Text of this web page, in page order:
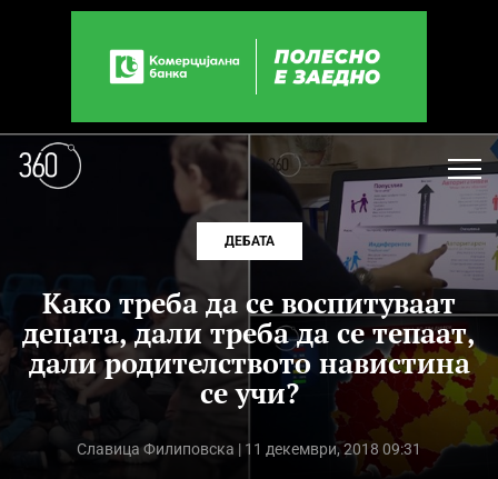
ДЕБАТА
Како треба да се воспитуваат
децата, дали треба да се тепаат,
дали родителството навистина
се учи?
Славица Филиповска | 11 декември, 2018 09:31